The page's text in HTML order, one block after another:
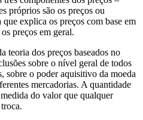
próprios são os preços ou
explica os preços com base em
preços em geral.
teoria dos preços baseados no
sobre o nível geral de todos
sobre o poder aquisitivo da moeda
mercadorias. A quantidade
do valor que qualquer